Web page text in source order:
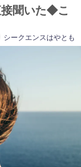
聞いた◆こ
シークエンスはやとも